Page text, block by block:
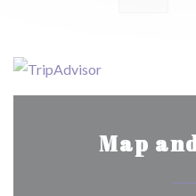
Map